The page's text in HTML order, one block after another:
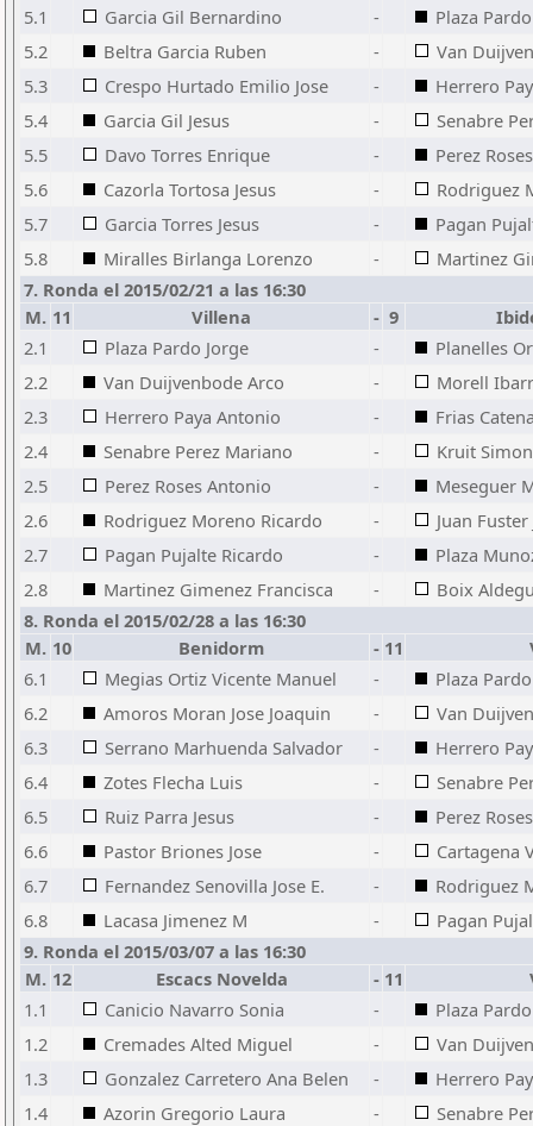
5.1
Garcia Gil Bernardino -
Plaza
5.2
Beltra Garcia Ruben -
Van
5.3
Crespo Hurtado Emilio Jose -
Herrero
5.4
Garcia Gil Jesus -
Senabre
5.5
Davo Torres Enrique -
Perez
5.6
Cazorla Tortosa Jesus -
Rodriguez
5.7
Garcia Torres Jesus -
Pagan
5.8
Miralles Birlanga Lorenzo -
Martinez
7. Ronda el 2015/02/21 a las 16:30
M. 11 Villena - 9
2.1
Plaza Pardo Jorge -
Planelles
2.2
Van Duijvenbode Arco -
Morell
2.3
Herrero Paya Antonio -
Frias
2.4
Senabre Perez Mariano -
Kruit Simon
2.5
Perez Roses Antonio -
Meseguer
2.6
Rodriguez Moreno Ricardo -
Juan Fuster
2.7
Pagan Pujalte Ricardo -
Plaza
2.8
Martinez Gimenez Francisca -
Boix
8. Ronda el 2015/02/28 a las 16:30
M. 10 Benidorm - 11
6.1
Megias Ortiz Vicente Manuel -
Plaza
6.2
Amoros Moran Jose Joaquin -
Van
6.3
Serrano Marhuenda Salvador -
Herrero
6.4
Zotes Flecha Luis -
Senabre
6.5
Ruiz Parra Jesus -
Perez
6.6
Pastor Briones Jose -
Cartagena
6.7
Fernandez Senovilla Jose E. -
Rodriguez
6.8
Lacasa Jimenez M -
Pagan
9. Ronda el 2015/03/07 a las 16:30
M. 12 Escacs Novelda - 11
1.1
Canicio Navarro Sonia -
Plaza
1.2
Cremades Alted Miguel -
Van
1.3
Gonzalez Carretero Ana Belen -
Herrero
1.4
Azorin Gregorio Laura -
Senabre